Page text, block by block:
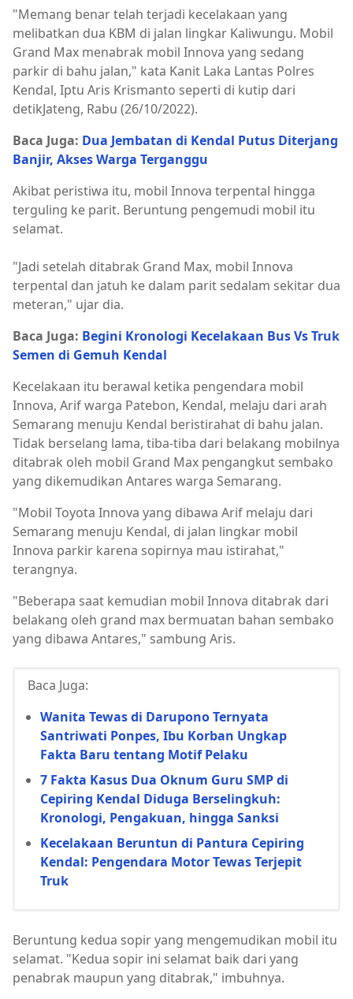
"Memang benar telah terjadi kecelakaan yang
melibatkan dua KBM di jalan lingkar Kaliwungu. Mobil
Grand Max menabrak mobil Innova yang sedang
parkir di bahu jalan," kata Kanit Laka Lantas Polres
Kendal, Iptu Aris Krismanto seperti di kutip dari
detikJateng, Rabu (26/10/2022).
Baca Juga: Dua Jembatan di Kendal Putus Diterjang
Banjir, Akses Warga Terganggu
Akibat peristiwa itu, mobil Innova terpental hingga
terguling ke parit. Beruntung pengemudi mobil itu
selamat.
"Jadi setelah ditabrak Grand Max, mobil Innova
terpental dan jatuh ke dalam parit sedalam sekitar dua
meteran," ujar dia.
Baca Juga: Begini Kronologi Kecelakaan Bus Vs Truk
Semen di Gemuh Kendal
Kecelakaan itu berawal ketika pengendara mobil
Innova, Arif warga Patebon, Kendal, melaju dari arah
Semarang menuju Kendal beristirahat di bahu jalan.
Tidak berselang lama, tiba-tiba dari belakang mobilnya
ditabrak oleh mobil Grand Max pengangkut sembako
yang dikemudikan Antares warga Semarang.
"Mobil Toyota Innova yang dibawa Arif melaju dari
Semarang menuju Kendal, di jalan lingkar mobil
Innova parkir karena sopirnya mau istirahat,"
terangnya.
"Beberapa saat kemudian mobil Innova ditabrak dari
belakang oleh grand max bermuatan bahan sembako
yang dibawa Antares," sambung Aris.
Baca Juga:
Wanita Tewas di Darupono Ternyata
Santriwati Ponpes, Ibu Korban Ungkap
Fakta Baru tentang Motif Pelaku
7 Fakta Kasus Dua Oknum Guru SMP di
Cepiring Kendal Diduga Berselingkuh:
Kronologi, Pengakuan, hingga Sanksi
Kecelakaan Beruntun di Pantura Cepiring
Kendal: Pengendara Motor Tewas Terjepit
Truk
Beruntung kedua sopir yang mengemudikan mobil itu
selamat. "Kedua sopir ini selamat baik dari yang
penabrak maupun yang ditabrak," imbuhnya.